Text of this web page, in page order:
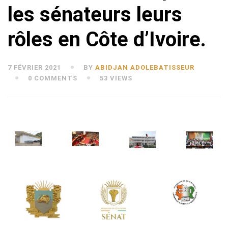
les sénateurs leurs
rôles en Côte d’Ivoire.
7 FÉVRIER 2021 BY ABIDJAN ADOLEBATISSEUR
0 COMMENTS
53 VIEWS